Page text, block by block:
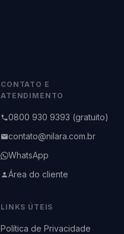
CONTATO E
ATENDIMENTO
0800 930 9393 (gratuito)
contato@nilara.com.br
WhatsApp
Área do cliente
LINKS ÚTEIS
Política de Privacidade